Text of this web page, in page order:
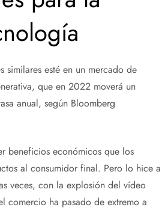
similares esté en un mercado de
que en 2022 moverá un
anual, según Bloomberg
beneficios económicos que los
al consumidor final. Pero lo hice a
veces, con la explosión del vídeo
comercio ha pasado de extremo a